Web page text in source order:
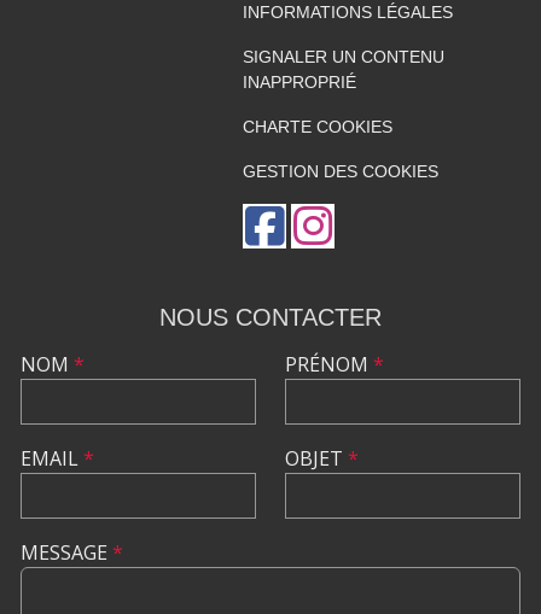
INFORMATIONS LÉGALES
SIGNALER UN CONTENU
INAPPROPRIÉ
CHARTE COOKIES
GESTION DES COOKIES
NOUS CONTACTER
NOM *
EMAIL*
PRÉNOM *
OBJET *
MESSAGE *